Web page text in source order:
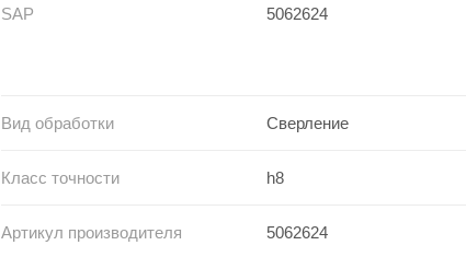
SAP 5062624
Вид обработки Сверление
Класс точности h8
Артикул производителя 5062624